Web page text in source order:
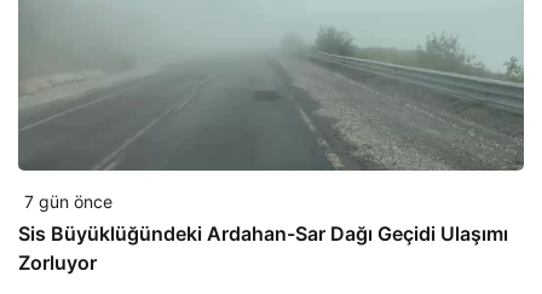
7 gün önce
Sis Büyüklüğündeki Ardahan-Sar Dağı Geçidi Ulaşımı
Zorluyor